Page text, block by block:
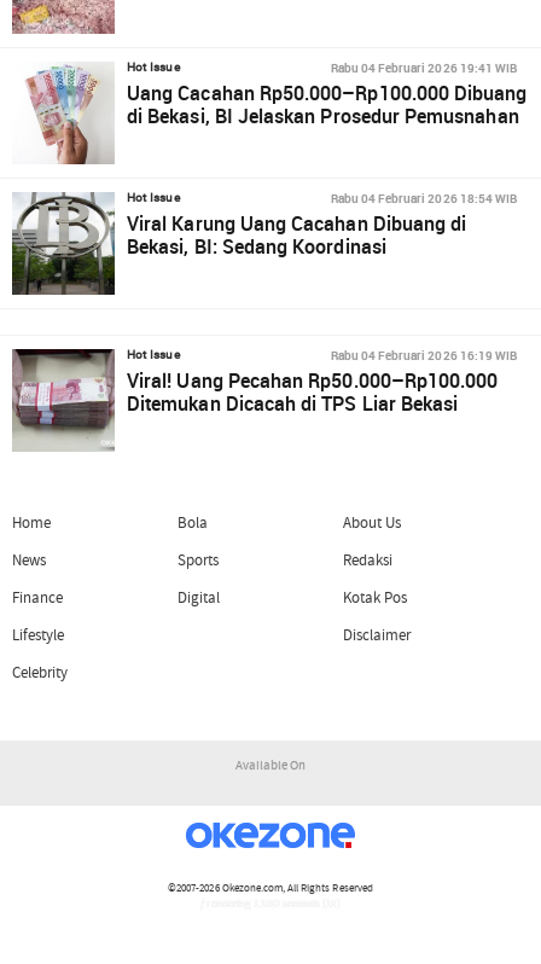
Hot Issue Rabu 04 Februari 2026 19:41 WIB
Uang Cacahan Rp50.000–Rp100.000 Dibuang
di Bekasi, BI Jelaskan Prosedur Pemusnahan
Hot Issue Rabu 04 Februari 2026 18:54 WIB
Viral Karung Uang Cacahan Dibuang di
Bekasi, BI: Sedang Koordinasi
Hot Issue Rabu 04 Februari 2026 16:19 WIB
Viral! Uang Pecahan Rp50.000–Rp100.000
Ditemukan Dicacah di TPS Liar Bekasi
Home
News
Finance
Lifestyle
Celebrity
Bola
Sports
Digital
About Us
Redaksi
Kotak Pos
Disclaimer
Available On
©2007-2026Okezone.com, All Rights Reserved